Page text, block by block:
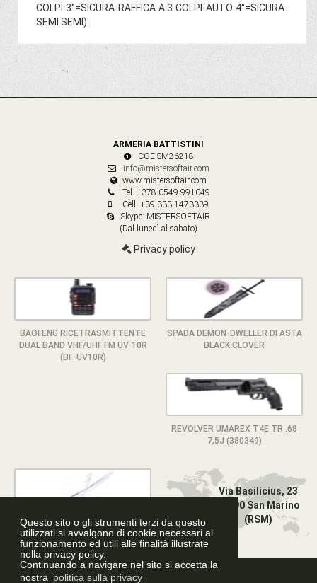
Questo sito o gli strumenti terzi da questo
utilizzati si avvalgono di cookie necessari al
funzionamento ed utili alle finalità illustrate
nella privacy policy.
Continuando a navigare nel sito si accetta la
nostra politica sulla privacy
COLPI 3°=SICURA-RAFFICA A 3 COLPI-AUTO 4°=SICURA-
SEMI SEMI).
ARMERIA BATTISTINI
COE SM26218
info@mistersoftair.com
www.mistersoftair.com
Tel. +378 0549 991049
Cell. +39 333 1473339
Skype: MISTERSOFTAIR
(Dal lunedì al sabato)
Privacy policy
BAOFENG RICETRASMITTENTE
DUAL BAND VHF/UHF FM UV-10R
(BF-UV10R)
SPADA DEMON-DWELLER DI ASTA
BLACK CLOVER
REVOLVER UMAREX T4E TR .68
7,5J (380349)
KATANA ORNAMENTALE BLEACH
RUKIA KUCHIKI (ZS584)
Via Basilicius, 23
47890 San Marino
(RSM)
Graphic Design